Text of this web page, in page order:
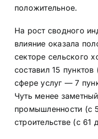
положительное.
На рост сводного
влияние оказала
секторе сельского
составил 15
сфере услуг — 7
Чуть менее
промышленности (с
строительстве (с 61